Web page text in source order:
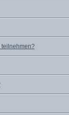
teilnehmen?